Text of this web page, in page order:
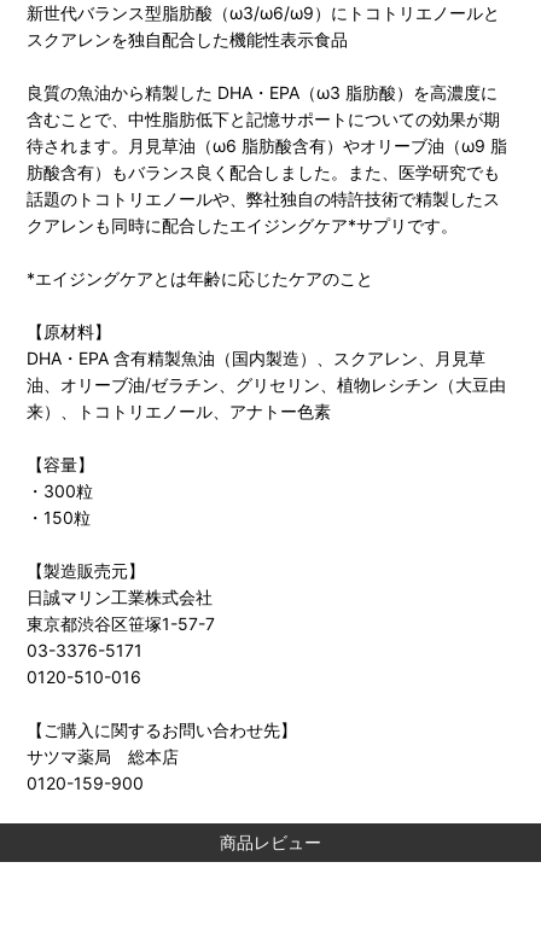
新世代バランス型脂肪酸（ω3/ω6/ω9）にトコトリエノールと
スクアレンを独自配合した機能性表示食品
良質の魚油から精製した DHA・EPA（ω3 脂肪酸）を高濃度に
含むことで、中性脂肪低下と記憶サポートについての効果が期
待されます。月見草油（ω6 脂肪酸含有）やオリーブ油（ω9 脂
肪酸含有）もバランス良く配合しました。また、医学研究でも
話題のトコトリエノールや、弊社独自の特許技術で精製したス
クアレンも同時に配合したエイジングケア*サプリです。
*エイジングケアとは年齢に応じたケアのこと
【原材料】
DHA・EPA 含有精製魚油（国内製造）、スクアレン、月見草
油、オリーブ油/ゼラチン、グリセリン、植物レシチン（大豆由
来）、トコトリエノール、アナトー色素
【容量】
・300粒
・150粒
【製造販売元】
日誠マリン工業株式会社
東京都渋谷区笹塚1-57-7
03-3376-5171
0120-510-016
【ご購入に関するお問い合わせ先】
サツマ薬局 総本店
0120-159-900
商品レビュー